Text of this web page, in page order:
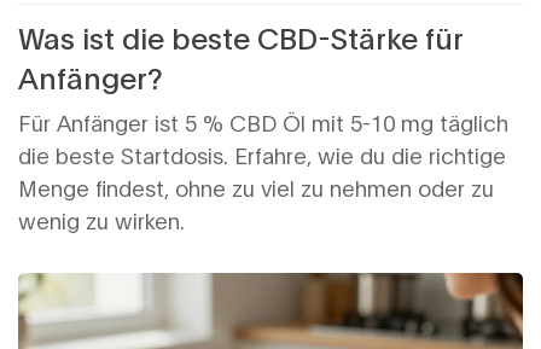
Was ist die beste CBD-Stärke für
Anfänger?
Für Anfänger ist 5 % CBD Öl mit 5-10 mg täglich
die beste Startdosis. Erfahre, wie du die richtige
Menge findest, ohne zu viel zu nehmen oder zu
wenig zu wirken.